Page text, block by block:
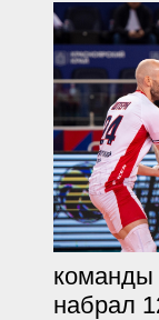
команды
набрал